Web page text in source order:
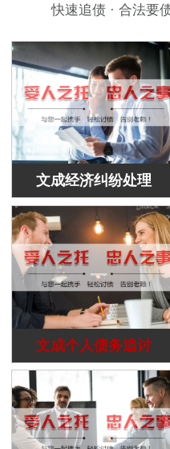
快速追债 · 合法要
文成经济纠纷处理
文成个人债务追讨